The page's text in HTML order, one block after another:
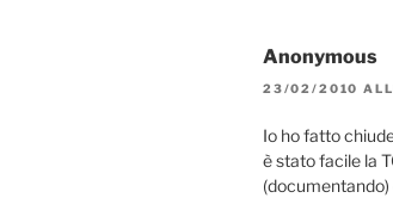
Anonymous
23/02/2010
Io ho fatto
è stato facile la
(documentando)